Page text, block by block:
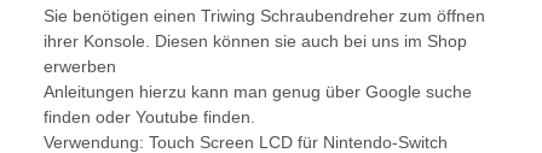
Sie benötigen einen Triwing Schraubendreher zum öffnen
ihrer Konsole. Diesen können sie auch bei uns im Shop
erwerben
Anleitungen hierzu kann man genug über Google suche
finden oder Youtube finden.
Verwendung: Touch Screen LCD für Nintendo-Switch